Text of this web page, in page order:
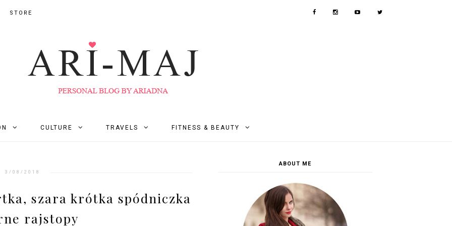
STORE
CULTURE TRAVELS FITNESS & BEAUTY
3/08/2018
szara krótka spódniczka
rajstopy
ABOUT ME